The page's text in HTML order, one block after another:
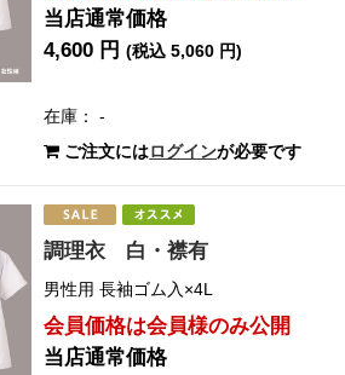
当店通常価格
4,600 円(税込 5,060 円)
在庫： -
ご注文にはログインが必要です
調理衣 白・襟有
男性用 長袖ゴム入×4L
会員価格は会員様のみ公開
当店通常価格